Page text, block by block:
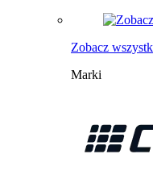
Zobacz
Marki